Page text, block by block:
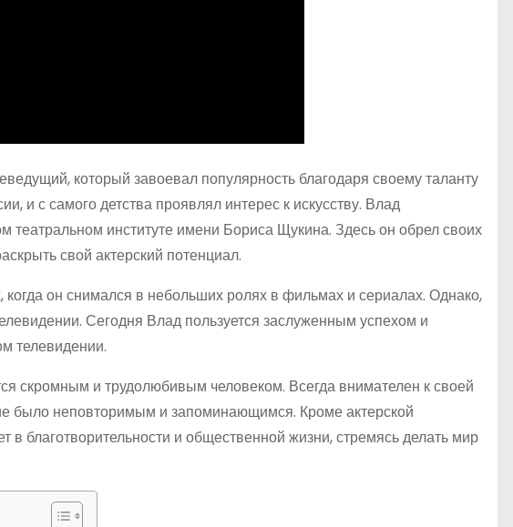
который завоевал популярность благодаря своему таланту
и с самого детства проявлял интерес к искусству. Влад
институте имени Бориса Щукина. Здесь он обрел своих
свой актерский потенциал.
он снимался в небольших ролях в фильмах и сериалах. Однако,
Сегодня Влад пользуется заслуженным успехом и
телевидении.
скромным и трудолюбивым человеком. Всегда внимателен к своей
было неповторимым и запоминающимся. Кроме актерской
в благотворительности и общественной жизни, стремясь делать мир